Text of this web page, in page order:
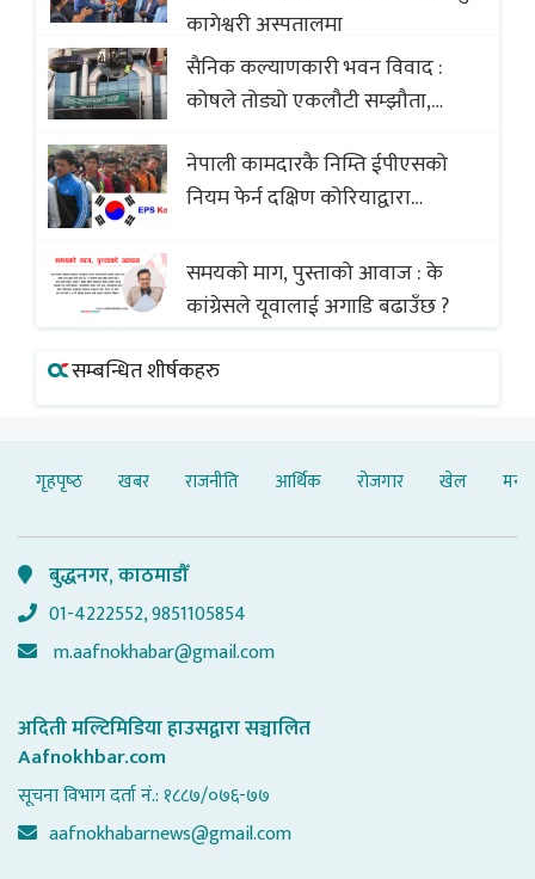
कागेश्वरी अस्पतालमा
सैनिक कल्याणकारी भवन विवाद :
कोषले तोड्यो एकलौटी सम्झौता,
(भिडियो)
नेपाली कामदारकै निम्ति ईपीएसको
नियम फेर्न दक्षिण कोरियाद्वारा
समयको माग, पुस्ताको आवाज : के
कांग्रेसले यूवालाई अगाडि बढाउँछ ?
सम्बन्धित शीर्षकहरु
गृहपृष्‍ठ खबर राजनीति आर्थिक रोजगार खेल
बुद्धनगर, काठमाडौँ
01-4222552, 9851105854
m.aafnokhabar@gmail.com
अदिती मल्टिमिडिया हाउसद्वारा सञ्चालित
Aafnokhbar.com
सूचना विभाग दर्ता नं.: १८८७/०७६-७७
aafnokhabarnews@gmail.com